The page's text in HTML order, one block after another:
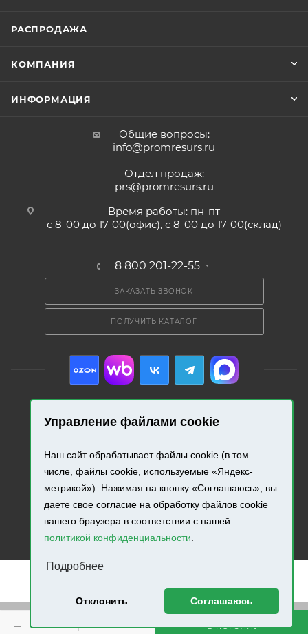
Управление файлами cookie
Наш сайт обрабатывает файлы cookie (в том
числе, файлы cookie, используемые «Яндекс-
метрикой»). Нажимая на кнопку «Соглашаюсь», вы
даете свое согласие на обработку файлов cookie
вашего браузера в соответствии с нашей
политикой конфиденциальности.
Подробнее
Отклонить Соглашаюсь
В КОРЗИНУ
Внимание! Минимальная сумма заказа составляет 500
руб.!
РАСПРОДАЖА
КОМПАНИЯ
ИНФОРМАЦИЯ
Общие вопросы:
info@promresurs.ru
Отдел продаж:
prs@promresurs.ru
Время работы: пн-пт
с 8-00 до 17-00(офис), с 8-00 до 17-00(склад)
8 800 201-22-55
ЗАКАЗАТЬ ЗВОНОК
ПОЛУЧИТЬ КАТАЛОГ
2026 © «Промресурс». Все права защищены.
Разработка и продвижение сайта.